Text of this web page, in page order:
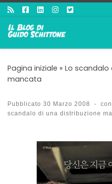
Passa al contenuto
Pagina iniziale » Lo scandalo
mancata
Pubblicato 30 Marzo 2008 -
scandalo di una distribuzione
Navigazione